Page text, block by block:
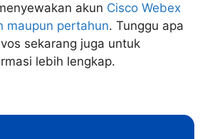
akun Cisco Webex
maupun pertahun. Tunggu apa
sekarang juga untuk
lebih lengkap.